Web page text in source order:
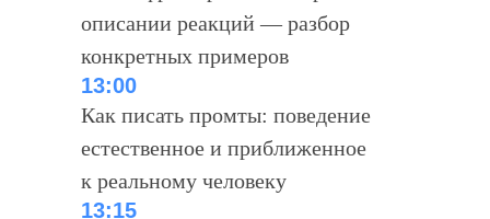
описании реакций — разбор
конкретных примеров
13:00
Как писать промты: поведение
естественное и приближенное
к реальному человеку
13:15